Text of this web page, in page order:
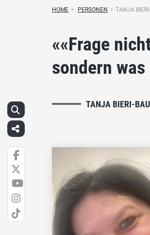
HOME > PERSONEN > TANJA
««Frage
sondern
TANJA BIERI-